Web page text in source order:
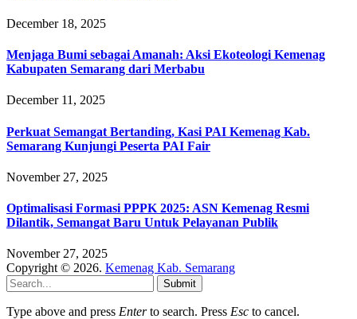
December 18, 2025
Menjaga Bumi sebagai Amanah: Aksi Ekoteologi Kemenag
Kabupaten Semarang dari Merbabu
December 11, 2025
Perkuat Semangat Bertanding, Kasi PAI Kemenag Kab.
Semarang Kunjungi Peserta PAI Fair
November 27, 2025
Optimalisasi Formasi PPPK 2025: ASN Kemenag Resmi
Dilantik, Semangat Baru Untuk Pelayanan Publik
November 27, 2025
Copyright © 2026. Kemenag Kab. Semarang
Submit
Type above and press Enterto search. Press Esc to cancel.